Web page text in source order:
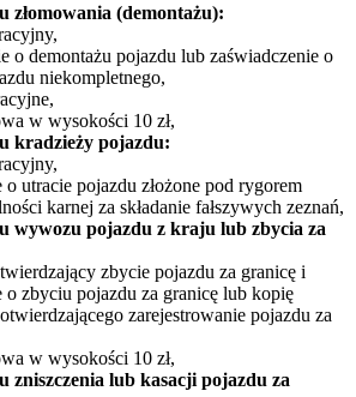
złomowania (demontażu):
o demontażu pojazdu lub zaświadczenie o
niekompletnego,
w wysokości 10 zł,
kradzieży pojazdu:
o utracie pojazdu złożone pod rygorem
karnej za składanie fałszywych zeznań,
wywozu pojazdu z kraju lub zbycia za
zbycie pojazdu za granicę i
o zbyciu pojazdu za granicę lub kopię
zarejestrowanie pojazdu za
w wysokości 10 zł,
zniszczenia lub kasacji pojazdu za